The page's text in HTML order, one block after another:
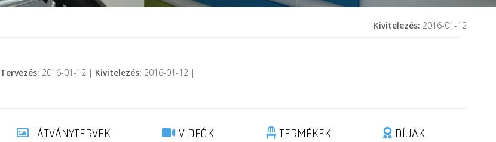
Kivitelezés: 2016-01-12
Tervezés: 2016-01-12 | Kivitelezés: 2016-01-12 |
LÁTVÁNYTERVEK VIDEÓK TERMÉKEK DÍJAK